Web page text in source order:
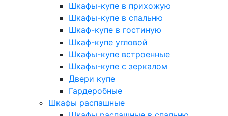
Шкафы-купе в прихожую
Шкафы-купе в спальню
Шкаф-купе в гостиную
Шкаф-купе угловой
Шкафы-купе встроенные
Шкафы-купе с зеркалом
Двери купе
Гардеробные
Шкафы распашные